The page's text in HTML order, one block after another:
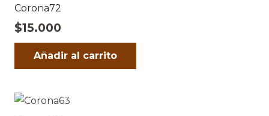
Corona72
$15.000
Añadir al carrito